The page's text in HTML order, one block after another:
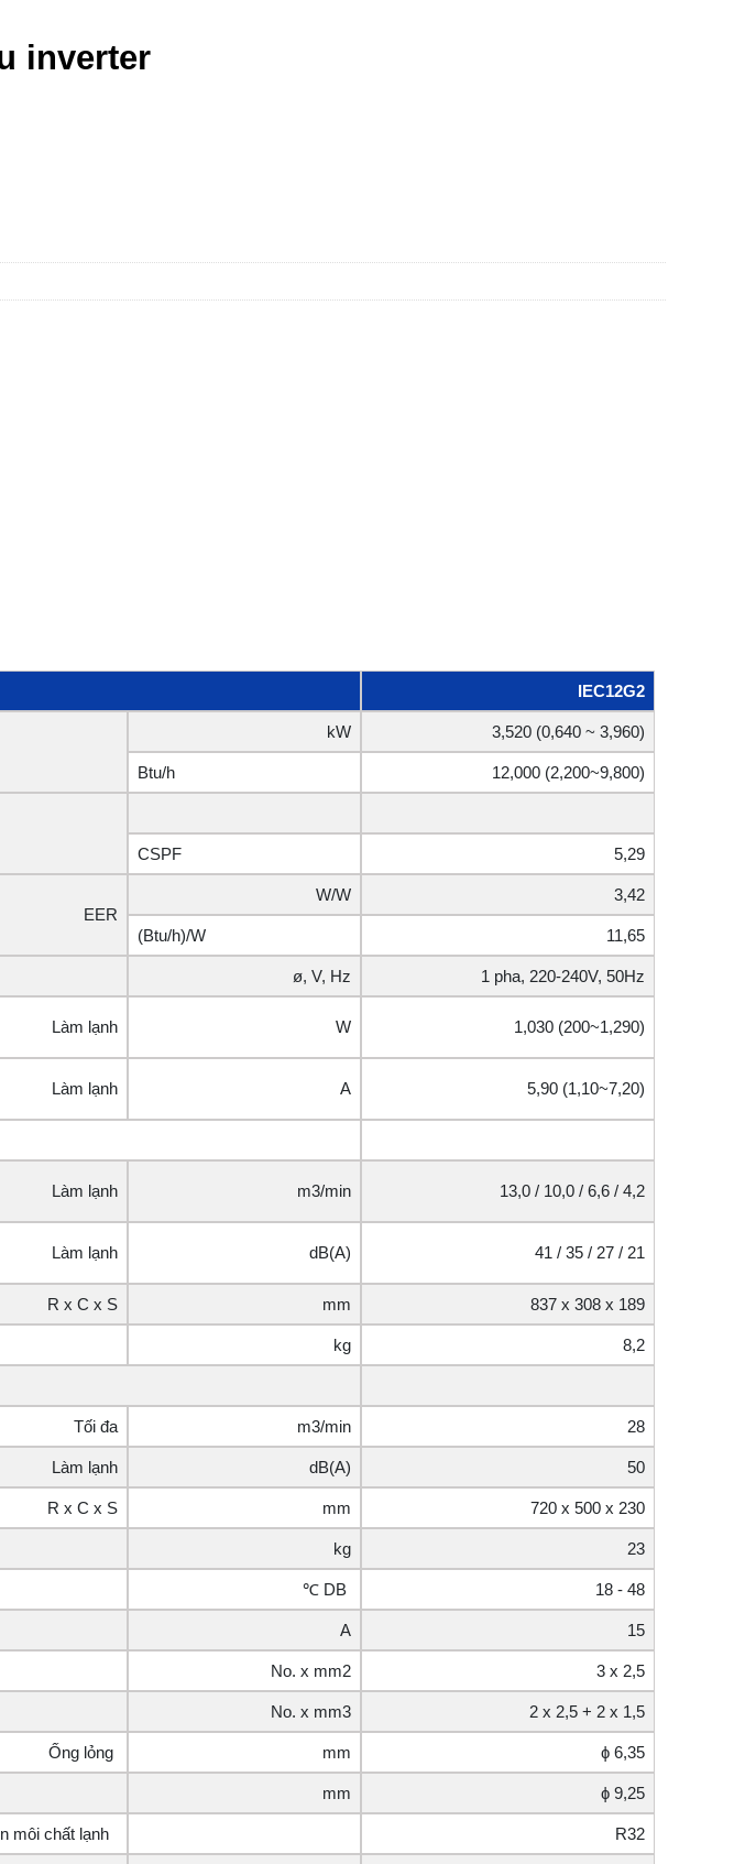
inverter
IEC12G2
kW 3,520 (0,640 ~ 3,960)
Btu/h 12,000 (2,200~9,800)
CSPF
5,29
EER
W/W 3,42
(Btu/h)/W 11,65
ø, V, Hz 1 pha, 220-240V, 50Hz
Làm lạnh W 1,030 (200~1,290)
Làm lạnh A 5,90 (1,10~7,20)
Làm lạnh m3/min 13,0 / 10,0 / 6,6 / 4,2
Làm lạnh dB(A) 41 / 35 / 27 / 21
R x C x S mm 837 x 308 x 189
kg 8,2
Tối đa m3/min 28
Làm lạnh dB(A) 50
R x C x S mm 720 x 500 x 230
kg 23
℃ DB 18 - 48
A 15
No. x mm2 3 x 2,5
No. x mm3 2 x 2,5 + 2 x 1,5
Ống lỏng mm ɸ 6,35
mm ɸ 9,25
môi chất lạnh R32